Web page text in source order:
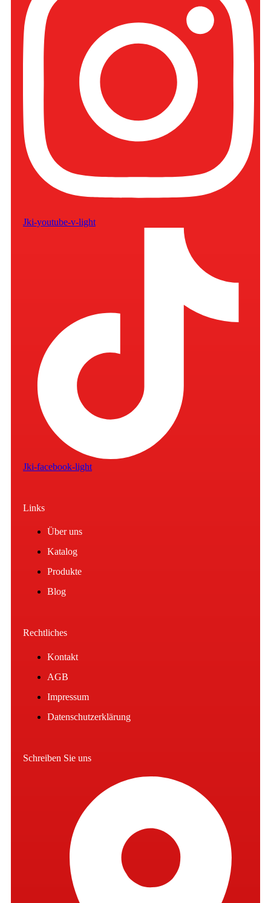
Jki-youtube-v-light
Jki-facebook-light
Links
Über uns
Katalog
Produkte
Blog
Rechtliches
Kontakt
AGB
Impressum
Datenschutzerklärung
Schreiben Sie uns